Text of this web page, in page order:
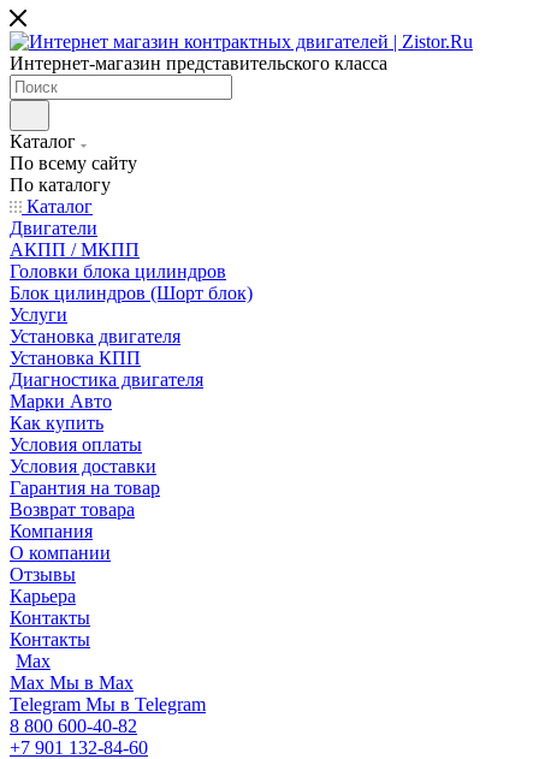
Интернет-магазин представительского класса
Каталог
По всему сайту
По каталогу
Каталог
Двигатели
АКПП / МКПП
Головки блока цилиндров
Блок цилиндров (Шорт блок)
Услуги
Установка двигателя
Установка КПП
Диагностика двигателя
Марки Авто
Как купить
Условия оплаты
Условия доставки
Гарантия на товар
Возврат товара
Компания
О компании
Отзывы
Карьера
Контакты
Контакты
Max
Max Мы в Max
Telegram Мы в Telegram
8 800 600-40-82
+7 901 132-84-60